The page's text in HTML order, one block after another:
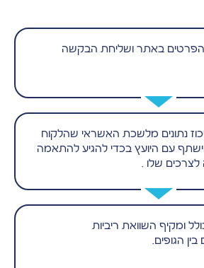
באתר ושליחת הבקשה
נתונים מלשכת האשראי שהלקוח
עם היועץ בכדי להגיע להתאמה
שלו .
ומקיף השוואת ריביות
בין הגופים.